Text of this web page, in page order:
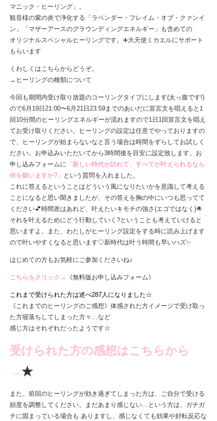
マニック・ヒーリング」。
観音様の紫の炎で浄化する「ラベンダー・フレイム・オブ・クァンイ
ン」「マザーアースのグラウンディングエネルギー」も含めての
オリジナルスペシャルヒーリングです。➕大天使ミカエルにサポート
もらいます
くわしくはこちらからどうぞ。
→ヒーリングの種類について
今回も期間内受け取り放題のコーリングタイプにします(太っ腹です!)
ので6月19日21:00〜6月21日23:59までのあいだに宣言文を唱えると1
回10分間のヒーリングエネルギーが流れますので1日1回宣言文を唱え
てお受け取りください。ヒーリングの設定は任意でやっておりますの
で、ヒーリングが始まらないなと言う場合は時間をずらしてお試しく
ださい。お申込みいただいてから3時間後を目安に設定致します。お
申し込みフォームに 「新しい時代が訪れて、すべてが叶えられるなら
何を願いますか?」 という質問を入れました。
これに答えるということはどういう風になりたいかを意識して考える
ことになると思い聞きましたが、その答えを胸の中にいつも思ってて
ください💕時間差はあれど、叶えたいキモチの強さ(エゴではなく)🌟
それを叶えるためにどう行動していく?ということも考えていけると
思いますよ。また、わたしがヒーリング設定をする時に読み上げます
ので叶いやすくなると思います♡新時代は叶う時間も早いハズ✨
はじめての方もお気軽にご参加くださいね♪
こちらをクリック→ 《無料版お申し込みフォーム》
これまで受けられた方は述べ287人になりました☆
《これまでのヒーリングのご感想》体感された方イメージで受け取っ
た方寝落ちしてしまった方々…など
感じ方はそれぞれだったようです☆
受けられた方の感想はこちらから
→ ★
また、前回のヒーリングが効き過ぎてしまった方は、ご自分で受ける
頻度を調整してください。まだあまり感じない…という方は、ガチガ
チに固まっている場合も ありますし、感じなくても効果や好転反応な